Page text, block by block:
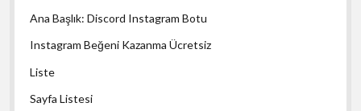
Ana Başlık: Discord Instagram Botu
Instagram Beğeni Kazanma Ücretsiz
Liste
Sayfa Listesi